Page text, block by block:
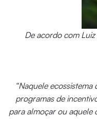
De acordo com
“Naquele
programas de
para almoçar ou aquele